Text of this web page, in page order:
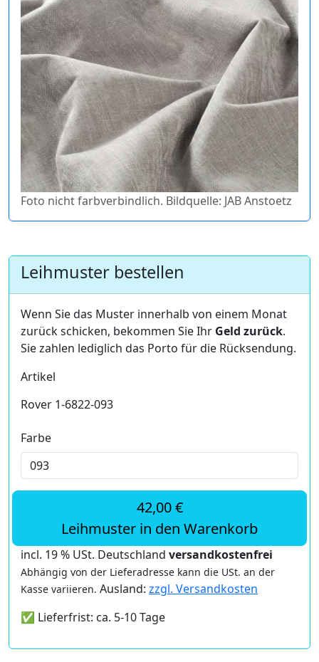
Foto nicht farbverbindlich. Bildquelle: JAB Anstoetz
Leihmuster bestellen
Wenn Sie das Muster innerhalb von einem Monat
zurück schicken, bekommen Sie Ihr Geld zurück.
Sie zahlen lediglich das Porto für die Rücksendung.
Artikel
Rover 1-6822-093
Farbe
42,00 €
Leihmuster in den Warenkorb
incl. 19 % USt. Deutschland versandkostenfrei
Abhängig von der Lieferadresse kann die USt. an der
Kasse variieren. Ausland: zzgl. Versandkosten
✅ Lieferfrist: ca. 5-10 Tage